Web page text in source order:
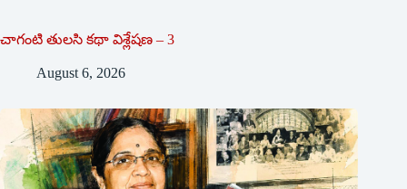
చాగంటి తులసి కథా విశ్లేషణ – 3
August 6, 2026